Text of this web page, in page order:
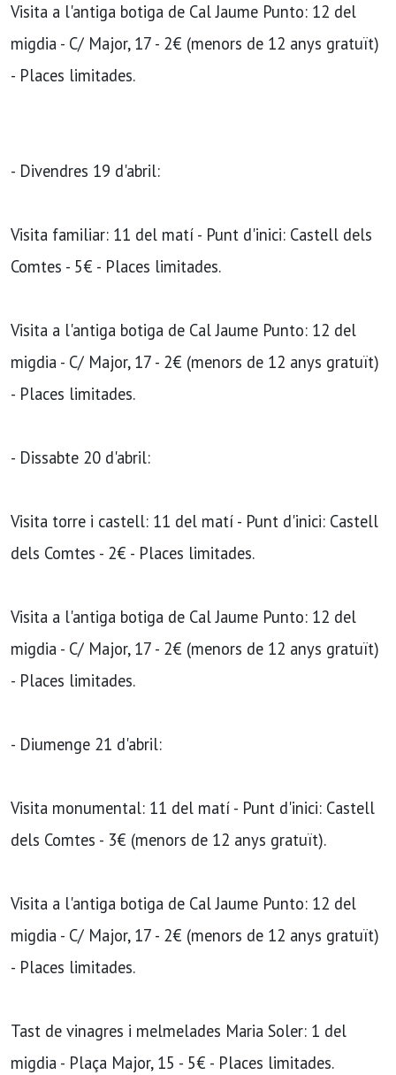
Visita a l'antiga botiga de Cal Jaume Punto: 12 del
migdia - C/ Major, 17 - 2€ (menors de 12 anys gratuït)
- Places limitades.
- Divendres 19 d'abril:
Visita familiar: 11 del matí - Punt d'inici: Castell dels
Comtes - 5€ - Places limitades.
Visita a l'antiga botiga de Cal Jaume Punto: 12 del
migdia - C/ Major, 17 - 2€ (menors de 12 anys gratuït)
- Places limitades.
- Dissabte 20 d'abril:
Visita torre i castell: 11 del matí - Punt d'inici: Castell
dels Comtes - 2€ - Places limitades.
Visita a l'antiga botiga de Cal Jaume Punto: 12 del
migdia - C/ Major, 17 - 2€ (menors de 12 anys gratuït)
- Places limitades.
- Diumenge 21 d'abril:
Visita monumental: 11 del matí - Punt d'inici: Castell
dels Comtes - 3€ (menors de 12 anys gratuït).
Visita a l'antiga botiga de Cal Jaume Punto: 12 del
migdia - C/ Major, 17 - 2€ (menors de 12 anys gratuït)
- Places limitades.
Tast de vinagres i melmelades Maria Soler: 1 del
migdia - Plaça Major, 15 - 5€ - Places limitades.